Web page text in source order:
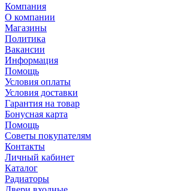
Компания
О компании
Магазины
Политика
Вакансии
Информация
Помощь
Условия оплаты
Условия доставки
Гарантия на товар
Бонусная карта
Помощь
Советы покупателям
Контакты
Личный кабинет
Каталог
Радиаторы